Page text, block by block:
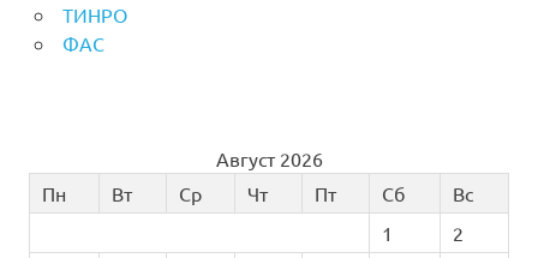
ТИНРО
ФАС
Август 2026
Пн
Вт Ср Чт Пт Сб
Вс
1
2